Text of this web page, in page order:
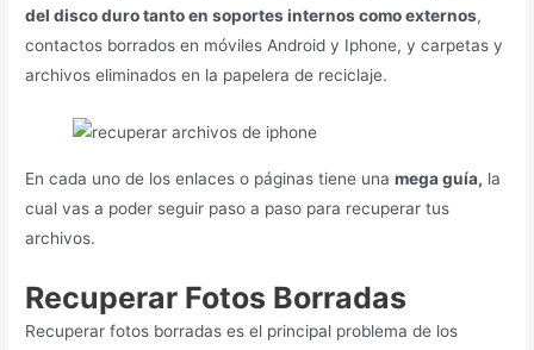
del disco duro tanto en soportes internos como externos,
contactos borrados en móviles Android y Iphone, y carpetas y
archivos eliminados en la papelera de reciclaje.
En cada uno de los enlaces o páginas tiene unamega guía, la
cual vas a poder seguir paso a paso para recuperar tus
archivos.
Recuperar Fotos Borradas
Recuperar fotos borradas es el principal problema de los